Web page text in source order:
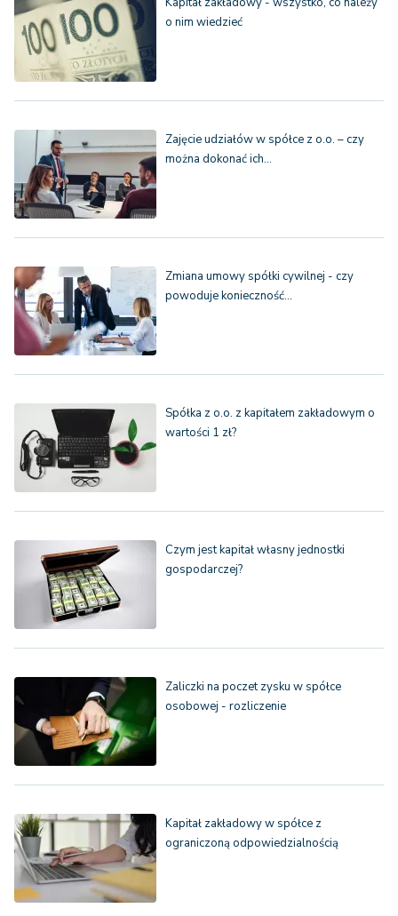
o nim wiedzieć
Zajęcie udziałów w spółce z o.o. – czy
można dokonać ich…
Zmiana umowy spółki cywilnej - czy
powoduje konieczność…
Spółka z o.o. z kapitałem zakładowym o
wartości 1 zł?
Czym jest kapitał własny jednostki
gospodarczej?
Zaliczki na poczet zysku w spółce
osobowej - rozliczenie
Kapitał zakładowy w spółce z
ograniczoną odpowiedzialnością